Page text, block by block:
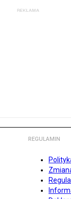
REGULAMIN